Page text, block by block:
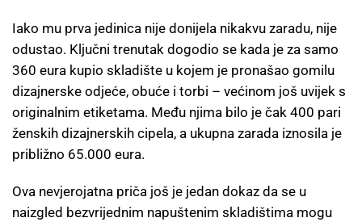
Iako mu prva jedinica nije donijela nikakvu zaradu, nije
odustao. Ključni trenutak dogodio se kada je za samo
360 eura kupio skladište u kojem je pronašao gomilu
dizajnerske odjeće, obuće i torbi – većinom još uvijek s
originalnim etiketama. Među njima bilo je čak 400 pari
ženskih dizajnerskih cipela, a ukupna zarada iznosila je
približno 65.000 eura.
Ova nevjerojatna priča još je jedan dokaz da se u
naizgled bezvrijednim napuštenim skladištima mogu